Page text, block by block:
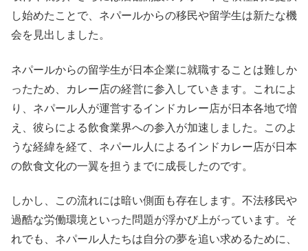
し始めたことで、ネパールからの移民や留学生は新たな機
会を見出しました。
ネパールからの留学生が日本企業に就職することは難しか
ったため、カレー店の経営に参入していきます。これによ
り、ネパール人が運営するインドカレー店が日本各地で増
え、彼らによる飲食業界への参入が加速しました。このよ
うな経緯を経て、ネパール人によるインドカレー店が日本
の飲食文化の一翼を担うまでに成長したのです。
しかし、この流れには暗い側面も存在します。不法移民や
過酷な労働環境といった問題が浮かび上がっています。そ
れでも、ネパール人たちは自分の夢を追い求めるために、